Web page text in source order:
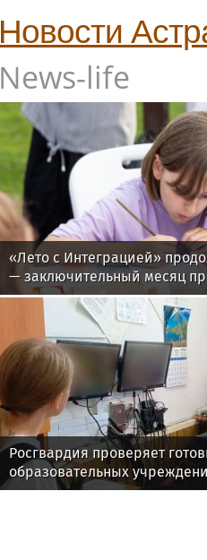
Новости
News-life
«Лето с Интеграцией»
— заключительный месяц
Росгвардия проверяет
образовательных
учебному году